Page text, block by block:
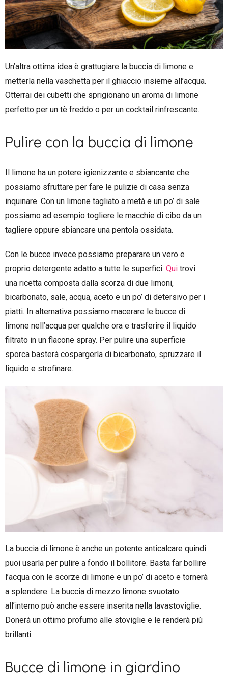
Un’altra ottima idea è grattugiare la buccia di limone e
metterla nella vaschetta per il ghiaccio insieme all’acqua.
Otterrai dei cubetti che sprigionano un aroma di limone
perfetto per un tè freddo o per un cocktail rinfrescante.
Pulire con la buccia di limone
Il limone ha un potere igienizzante e sbiancante che
possiamo sfruttare per fare le pulizie di casa senza
inquinare. Con un limone tagliato a metà e un po’ di sale
possiamo ad esempio togliere le macchie di cibo da un
tagliere oppure sbiancare una pentola ossidata.
Con le bucce invece possiamo preparare un vero e
proprio detergente adatto a tutte le superfici. Qui trovi
una ricetta composta dalla scorza di due limoni,
bicarbonato, sale, acqua, aceto e un po’ di detersivo per i
piatti. In alternativa possiamo macerare le bucce di
limone nell’acqua per qualche ora e trasferire il liquido
filtrato in un flacone spray. Per pulire una superficie
sporca basterà cospargerla di bicarbonato, spruzzare il
liquido e strofinare.
La buccia di limone è anche un potente anticalcare quindi
puoi usarla per pulire a fondo il bollitore. Basta far bollire
l’acqua con le scorze di limone e un po’ di aceto e tornerà
a splendere. La buccia di mezzo limone svuotato
all’interno può anche essere inserita nella lavastoviglie.
Donerà un ottimo profumo alle stoviglie e le renderà più
brillanti.
Bucce di limone in giardino